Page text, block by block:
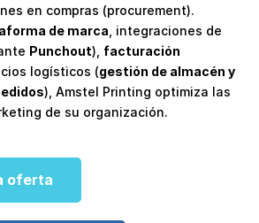
en compras (procurement).
de marca , integraciones de
Punchout), facturación
logísticos (gestión de almacén y
), Amstel Printing optimiza las
de su organización.
oferta